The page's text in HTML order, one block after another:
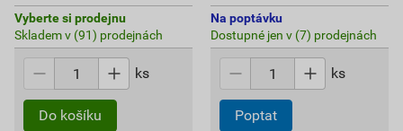
Vyberte si prodejnu
Skladem v (91) prodejnách
ks
Do košíku
Na poptávku
Dostupné jen v (7) prodejnách
ks
Poptat